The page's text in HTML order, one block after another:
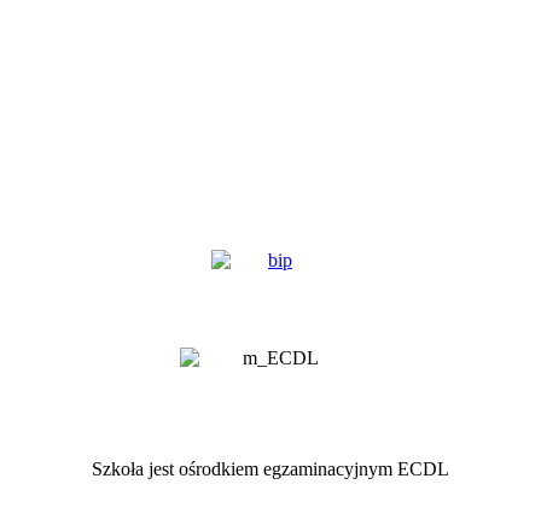
Szkoła jest ośrodkiem egzaminacyjnym ECDL